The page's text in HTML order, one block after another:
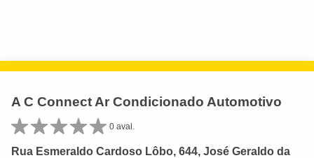
A C Connect Ar Condicionado Automotivo
0 aval.
Rua Esmeraldo Cardoso Lôbo, 644, José Geraldo da